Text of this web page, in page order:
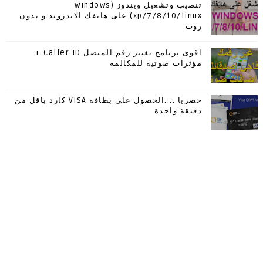
تنصيب وتشغيل ويندوز (windows
xp/7/8/10/linux) على هاتفك الاندرويد و بدون
روت
اقوى برنامج تغيير رقم المتصل Caller ID +
مؤثرات صوتية للمكالمة
حصريا ::::الحصول على بطاقة VISA كارد باقل من
دقيقة واحدة